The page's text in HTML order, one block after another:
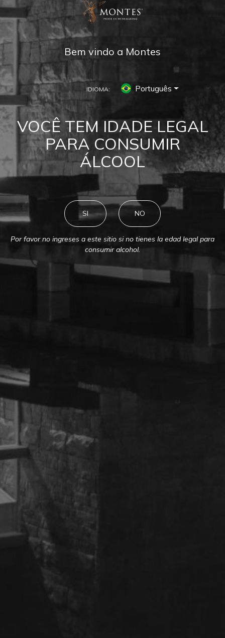
Bem vindo a Montes
IDIOMA: Português
VOCÊ TEM IDADE LEGAL
PARA CONSUMIR
ÁLCOOL
SI NO
Por favor no ingreses a este sitio si no tienes la edad legal para
consumir alcohol.
RECONHECIMENTOS
Nossos sonhos continuam em
busca da excelência